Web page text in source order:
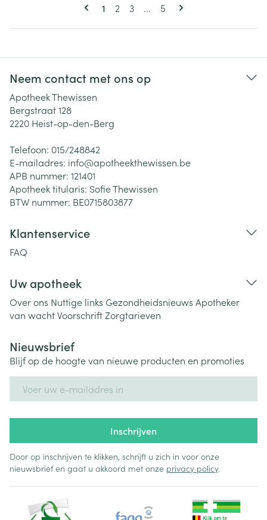
U lees momenteel pagina
1 Pagina
2 Pagina
3 ... Pagina
5
Neem contact met ons op
Apotheek Thewissen
Bergstraat 128
2220 Heist-op-den-Berg
Telefoon: 015/248842
E-mailadres: info@apotheekthewissen.be
APB nummer: 121401
Apotheek titularis: Sofie Thewissen
BTW nummer: BE0715803877
Klantenservice
FAQ
Uw apotheek
Over ons Nuttige links Gezondheidsnieuws Apotheker
van wachtVoorschriftZorgtarieven
Nieuwsbrief
Blijf op de hoogte van nieuwe producten en promoties
Inschrijven
Door op inschrijven te klikken, schrijft u zich in voor onze
nieuwsbrief en gaat u akkoord met onze privacy policy.